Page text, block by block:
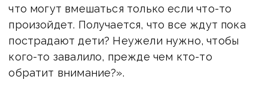
что могут вмешаться только если что-то
произойдет. Получается, что все ждут пока
пострадают дети? Неужели нужно, чтобы
кого-то завалило, прежде чем кто-то
обратит внимание?».